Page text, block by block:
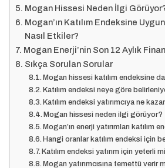
Mogan Hissesi Neden İlgi
Mogan’ın Katılım Endeksine
Nasıl Etkiler?
Mogan Enerji’nin Son 12 Aylık
Sıkça Sorulan Sorular
Mogan hissesi katılım endeksine
Katılım endeksi neye göre
Katılım endeksi yatırımcıya ne
Mogan hissesi neden ilgi görüyor?
Mogan’ın enerji yatırımları katılım
Hangi oranlar katılım endeksi için
Katılım endeksi yatırım için yeterli
Mogan yatırımcısına temettü verir